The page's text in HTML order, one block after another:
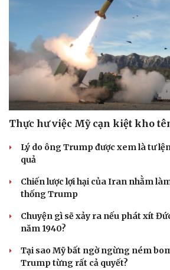
Thực hư việc Mỹ cạn kiệt kho
Lý do ông Trump được xem là tư
quả
Chiến lược lợi hại của Iran nhằm
thống Trump
Chuyện gì sẽ xảy ra nếu phát xít
năm 1940?
Tại sao Mỹ bất ngờ ngừng ném
Trump từng rất cả quyết?